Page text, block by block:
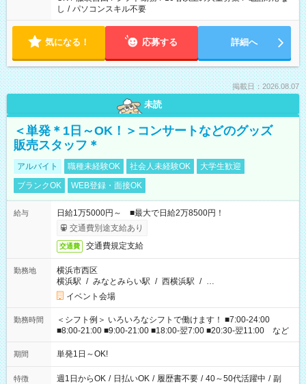
し / パソコンスキル不要
気になる！ 応募する 詳細へ
掲載日：2026.08.07
未読
＜単発＊1日～OK！＞コンサートなどのグッズ
販売スタッフ＊
アルバイト 職種未経験OK 社会人未経験OK
大学生歓迎
ブランクOK
WEB登録・面接OK
給与
日給1万5000円～ ■最大で日給2万8500円！
交通費別途支給あり
交通費 交通費規定支給
勤務地
横浜市西区
横浜駅 / みなとみらい駅 / 西横浜駅 / …
イベント会場
勤務時間
＜シフト例＞ いろいろなシフトで働けます！ ■7:00-24:00
■8:00-21:00 ■9:00-21:00 ■18:00-翌7:00 ■20:30-翌11:00 など
期間 単発1日～OK!
特徴 週1日からOK / 日払いOK / 履歴書不要 / 40～50代活躍中 / 副